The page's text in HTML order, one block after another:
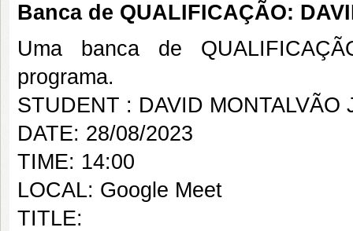
Banca de QUALIFICAÇÃO:
Uma banca de
programa.
STUDENT : DAVID MONTALVÃO
DATE: 28/08/2023
TIME: 14:00
LOCAL: Google Meet
TITLE: